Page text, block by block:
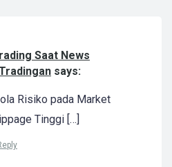
Saat News
says:
Risiko pada Market
Tinggi […]